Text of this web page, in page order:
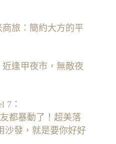
商旅：簡約大方的平
近逢甲夜市，無敵夜
7：
都暴動了！超美落
沙發，就是要你好好